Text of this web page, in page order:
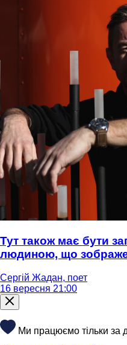
Тут також має бути
людиною, що
Сергій Жадан, поет
16 вересня 21:00
Ми працюємо тільки за